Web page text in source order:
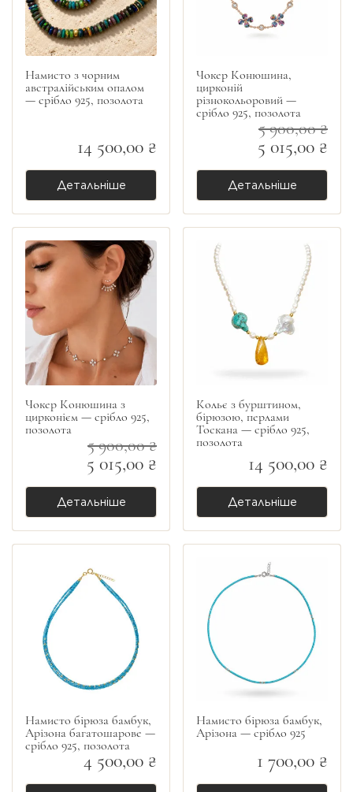
Намисто з чорним
австралійським опалом
— срібло 925, позолота
14 500,00 ₴
Детальніше
Чокер Конюшина,
цирконій
різнокольоровий —
срібло 925, позолота
5 900,00 ₴
5 015,00 ₴
Детальніше
Чокер Конюшина з
цирконієм — срібло 925,
позолота
5 900,00 ₴
5 015,00 ₴
Детальніше
Кольє з бурштином,
бірюзою, перлами
Тоскана — срібло 925,
позолота
14 500,00 ₴
Детальніше
Намисто бірюза бамбук,
Арізона багатошарове —
срібло 925, позолота
4 500,00 ₴
Намисто бірюза бамбук,
Арізона — срібло 925
1 700,00 ₴